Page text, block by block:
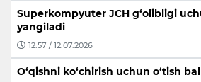
Superkompyuter JCH g‘olibligi
yangiladi
12:57 / 12.07.2026
O‘qishni ko‘chirish uchun o‘tish